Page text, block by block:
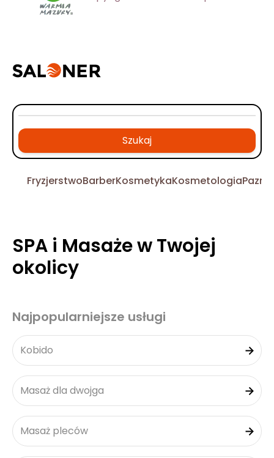
Szukaj
FryzjerstwoBarberKosmetykaKosmetologia
SPA i Masaże w Twojej
okolicy
Najpopularniejsze usługi
Kobido
Masaż dla dwojga
Masaż pleców